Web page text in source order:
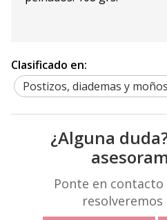
Clasificado en:
Postizos, diademas y moños
¿Alguna
Ponte en
resolveremos